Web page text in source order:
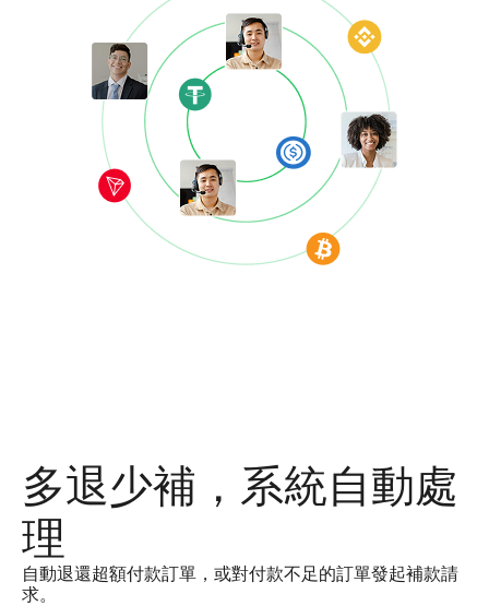
多退少補，系統自動處
理
自動退還超額付款訂單，或對付款不足的訂單發起補款請
求。